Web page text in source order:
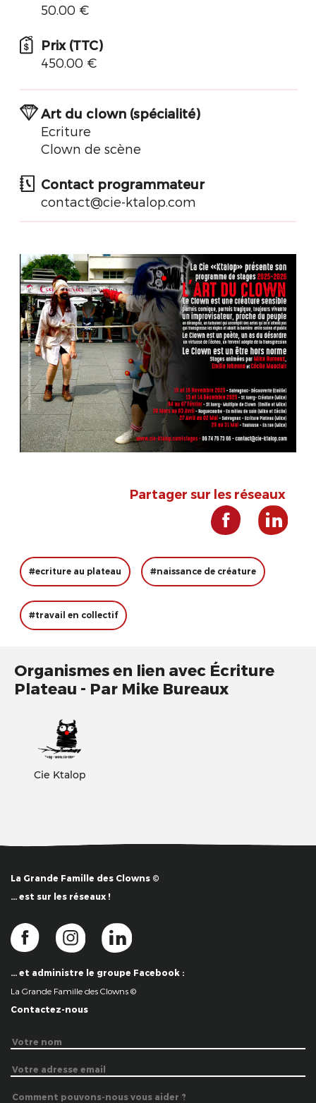
50.00 €
Prix (TTC)
450.00 €
Art du clown (spécialité)
Ecriture
Clown de scène
Contact programmateur
contact@cie-ktalop.com
Partager sur les réseaux
#ecriture au plateau #naissance de créature
#travail en collectif
Organismes en lien avec Écriture
Plateau - Par Mike Bureaux
Cie Ktalop
La Grande Famille des Clowns ©
… est sur les réseaux !
… et administre le groupe Facebook :
La Grande Famille des Clowns ©
Contactez-nous